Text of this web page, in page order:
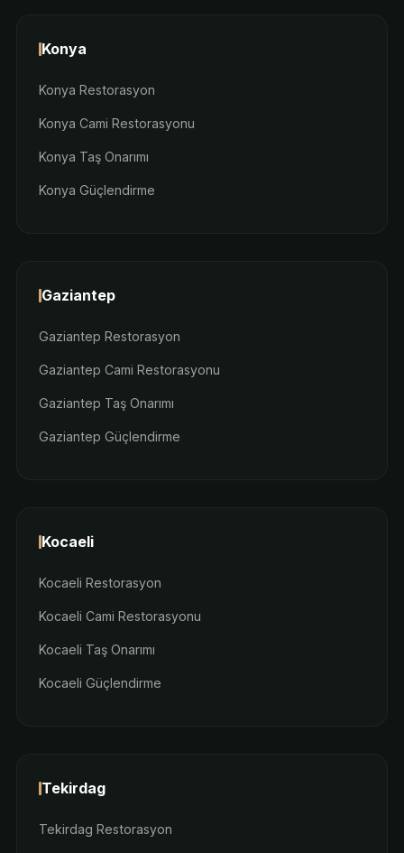
Konya
Konya Restorasyon
Konya Cami Restorasyonu
Konya Taş Onarımı
Konya Güçlendirme
Gaziantep
Gaziantep Restorasyon
Gaziantep Cami Restorasyonu
Gaziantep Taş Onarımı
Gaziantep Güçlendirme
Kocaeli
Kocaeli Restorasyon
Kocaeli Cami Restorasyonu
Kocaeli Taş Onarımı
Kocaeli Güçlendirme
Tekirdag
Tekirdag Restorasyon